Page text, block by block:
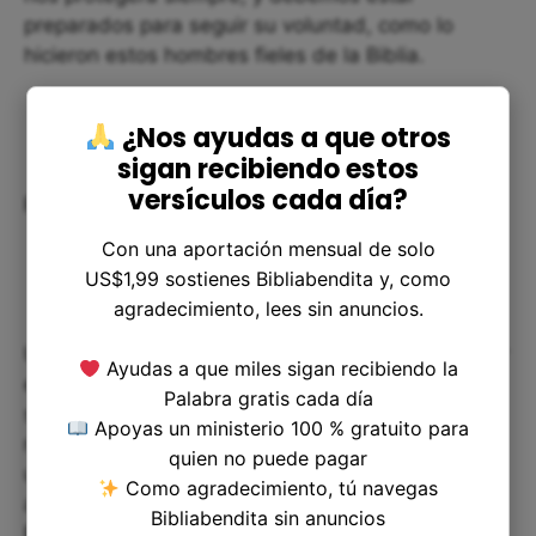
preparados para seguir su voluntad, como lo
hicieron estos hombres fieles de la Biblia.
Resolución de dudas
Una pregunta que algunas personas pueden tener
es: ¿por qué los hechos del Antiguo Testamento
son relevantes para nosotros hoy en día? La
respuesta es que aunque vivimos en un tiempo y
una cultura diferentes, las promesas de Dios y su
amor por nosotros siguen siendo las mismas. La
¿Nos ayudas a que otros
sigan recibiendo estos
versículos cada día?
Con una aportación mensual de solo
US$1,99 sostienes Bibliabendita y, como
agradecimiento, lees sin anuncios.
Ayudas a que miles sigan recibiendo la
Palabra gratis cada día
Apoyas un ministerio 100 % gratuito para
quien no puede pagar
Como agradecimiento, tú navegas
Bibliabendita sin anuncios